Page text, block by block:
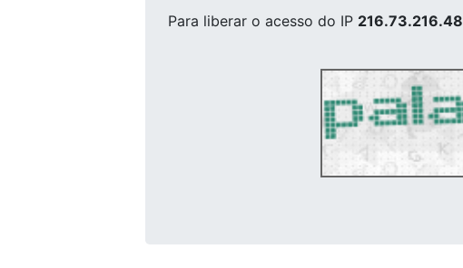
Para liberar o acesso do IP 216.73.216.48